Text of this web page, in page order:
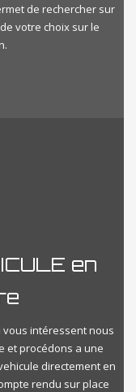
de rechercher sur
votre choix sur le
en
vous intéressent nous
et procédons a une
directement en
rendu sur place